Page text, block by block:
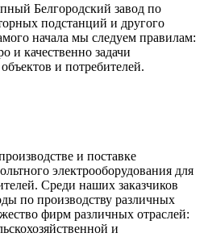
Белгородский завод по
подстанций и другого
начала мы следуем правилам:
и качественно задачи
и потребителей.
и поставке
электрооборудования для
Среди наших заказчиков
по производству различных
фирм различных отраслей:
и